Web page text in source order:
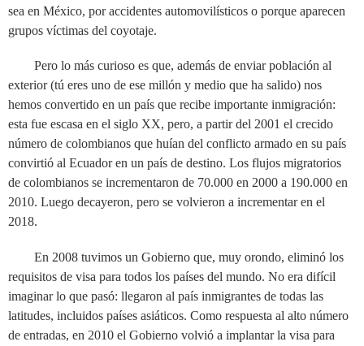
sea en México, por accidentes automovilísticos o porque aparecen
grupos víctimas del coyotaje.
Pero lo más curioso es que, además de enviar población al
exterior (tú eres uno de ese millón y medio que ha salido) nos
hemos convertido en un país que recibe importante inmigración:
esta fue escasa en el siglo XX, pero, a partir del 2001 el crecido
número de colombianos que huían del conflicto armado en su país
convirtió al Ecuador en un país de destino. Los flujos migratorios
de colombianos se incrementaron de 70.000 en 2000 a 190.000 en
2010. Luego decayeron, pero se volvieron a incrementar en el
2018.
En 2008 tuvimos un Gobierno que, muy orondo, eliminó los
requisitos de visa para todos los países del mundo. No era difícil
imaginar lo que pasó: llegaron al país inmigrantes de todas las
latitudes, incluidos países asiáticos. Como respuesta al alto número
de entradas, en 2010 el Gobierno volvió a implantar la visa para